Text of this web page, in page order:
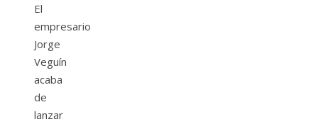
El
empresario
Jorge
Veguín
acaba
de
lanzar